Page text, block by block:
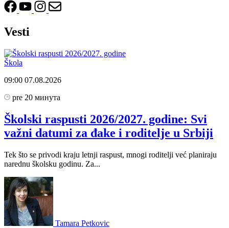
Vesti
Škola
09:00 07.08.2026
pre 20 минута
Školski raspusti 2026/2027. godine: Svi
važni datumi za đake i roditelje u Srbiji
Tek što se privodi kraju letnji raspust, mnogi roditelji već planiraju
narednu školsku godinu. Za...
Tamara Petkovic